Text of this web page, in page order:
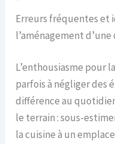
Erreurs fréquentes et
l’aménagement
L’enthousiasme pour
parfois à négliger des
différence au
le terrain : sous-
la cuisine à un